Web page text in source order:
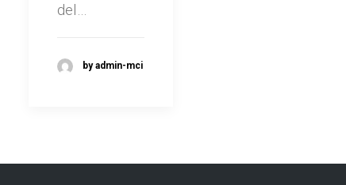
del…
by admin-mci